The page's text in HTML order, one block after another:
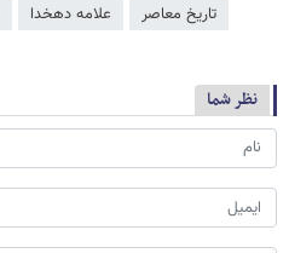
تاریخ معاصر علامه دهخدا
نظر شما